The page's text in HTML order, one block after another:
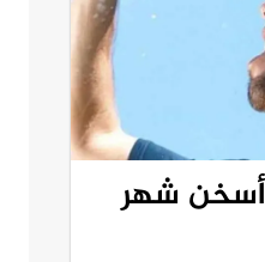
أسخن شهر